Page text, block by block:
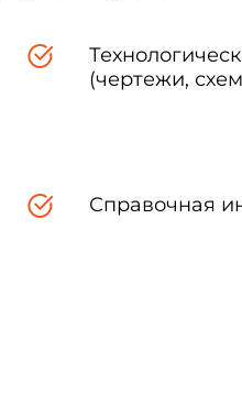
(чертежи,
Справочная